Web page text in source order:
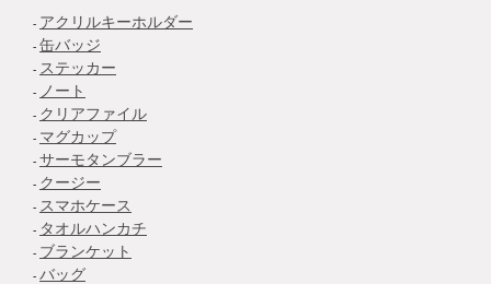
アクリルキーホルダー
缶バッジ
ステッカー
ノート
クリアファイル
マグカップ
サーモタンブラー
クージー
スマホケース
タオルハンカチ
ブランケット
バッグ